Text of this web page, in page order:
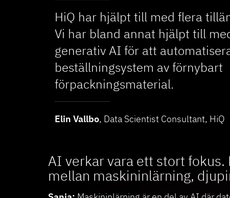
HiQ har hjälpt till med flera
Vi har bland annat hjälpt till
generativ AI för att
beställningsystem av förnybart
förpackningsmaterial.
Elin Vallbo, Data Scientist Consultant, HiQ
AI verkar vara ett stort
mellan maskininlärning,